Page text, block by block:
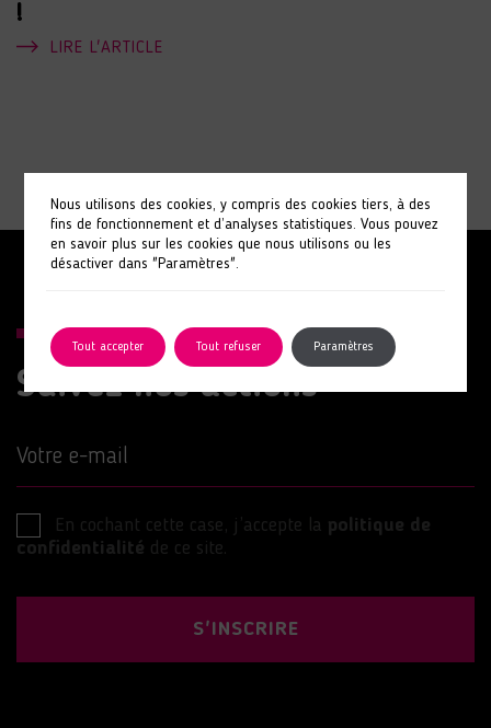
!
LIRE L'ARTICLE
Suivez nos actions
Votre e-mail
En cochant cette case, j’accepte la politique de
confidentialité de ce site.
S'INSCRIRE
Nous utilisons des cookies, y compris des cookies tiers, à des
fins de fonctionnement et d’analyses statistiques. Vous pouvez
en savoir plus sur les cookies que nous utilisons ou les
désactiver dans "Paramètres".
Tout accepter Tout refuser Paramètres